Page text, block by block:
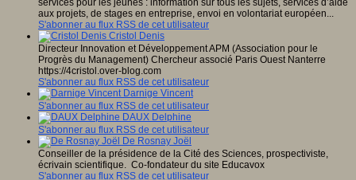
services pour les jeunes : information sur tous les sujets, services d’aide
aux projets, de stages en entreprise, envoi en volontariat européen...
S'abonner au flux RSS de cet utilisateur
Cristol Denis
Directeur Innovation et Développement APM (Association pour le
Progrès du Management) Chercheur associé Paris Ouest Nanterre
https://4cristol.over-blog.com
S'abonner au flux RSS de cet utilisateur
Darnige Vincent
S'abonner au flux RSS de cet utilisateur
DAUX Delphine
S'abonner au flux RSS de cet utilisateur
De Rosnay Joël
Conseiller de la présidence de la Cité des Sciences, prospectiviste,
écrivain scientifique. Co-fondateur du site Educavox
S'abonner au flux RSS de cet utilisateur